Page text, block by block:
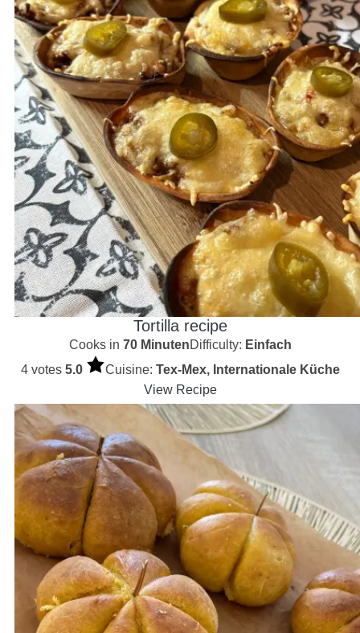
Tortilla recipe
Cooks in 70 MinutenDifficulty: Einfach
4 votes 5.0 Cuisine: Tex-Mex, Internationale Küche
View Recipe